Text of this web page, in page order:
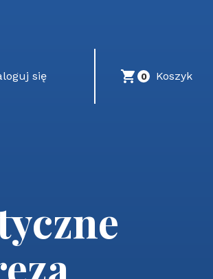
się 0 Koszyk